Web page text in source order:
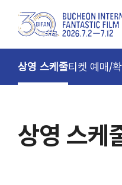
상영 스케줄티켓 예매/
상영 스케